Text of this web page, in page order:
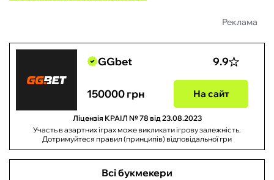
Реклама
GGbet 9.9
150000 грн На сайт
Ліцензія КРАІЛ № 78 від 23.08.2023
Участь в азартних іграх може викликати ігрову залежність.
Дотримуйтеся правил (принципів) відповідальної гри
Всі букмекери